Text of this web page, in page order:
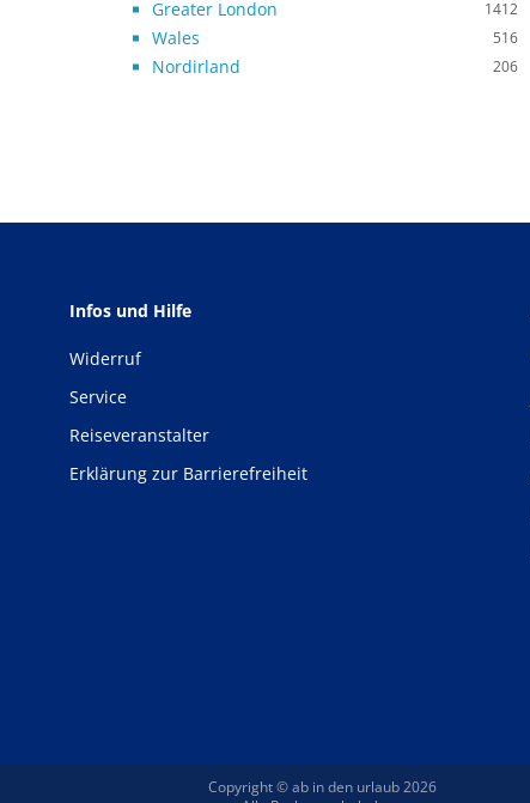
Greater London 1412
Wales 516
Nordirland 206
Infos und Hilfe
Widerruf
Service
Reiseveranstalter
Erklärung zur Barrierefreiheit
Copyright © ab in den urlaub 2026